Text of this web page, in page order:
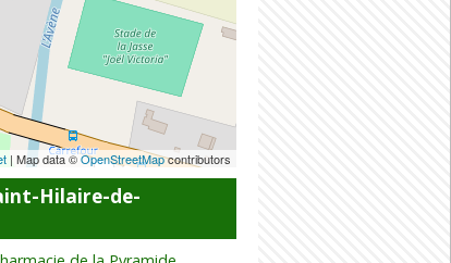
| Map data ©OpenStreetMapcontributors
Hilaire-de-